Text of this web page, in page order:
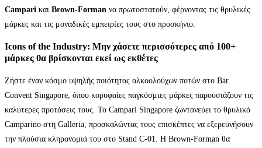
Campari και Brown-Forman να πρωτοστατούν, φέρνοντας τις θρυλικές
μάρκες και τις μοναδικές εμπειρίες τους στο προσκήνιο.
Icons of the Industry: Μην χάσετε περισσότερες από 100+
μάρκες θα βρίσκονται εκεί ως εκθέτες
Ζήστε έναν κόσμο υψηλής ποιότητας αλκοολούχων ποτών στο Bar
Convent Singapore, όπου κορυφαίες παγκόσμιες μάρκες παρουσιάζουν τις
καλύτερες προτάσεις τους. Το Campari Singapore ζωντανεύει το θρυλικό
Camparino στη Galleria, προσκαλώντας τους επισκέπτες να εξερευνήσουν
την πλούσια κληρονομιά του στο Stand C-01. Η Brown-Forman θα